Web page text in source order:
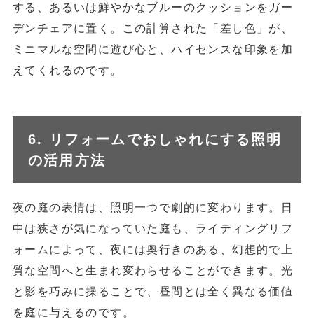
する、あるいは鮮やかなブルーのクッションをガー
デンチェアに置く。この計算された「差し色」が、
ミニマルな空間に遊び心と、ハイセンスな印象を加
えてくれるのです。
6. リフォームでおしゃれにする照明
の活用方法
夜の庭の表情は、照明一つで劇的に変わります。日
中は狭さが気になっていた庭も、ライティングリフ
ォームによって、夜には奥行きのある、幻想的で上
質な空間へと生まれ変わらせることができます。光
と影を巧みに操ることで、昼間とは全く異なる価値
を庭に与えるのです。